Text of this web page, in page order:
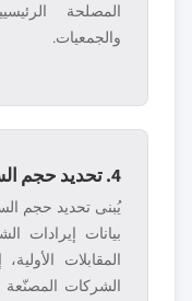
المصلحة
والجمعيات.
4. تحديد حجم السوق
يُبنى تحديد حجم
بيانات إيرادات
المقابلات
الشركات المصنّعة